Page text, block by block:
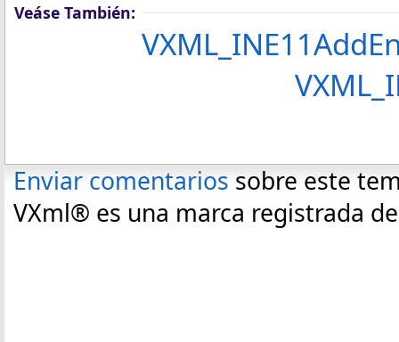
Veáse También:
Enviar comentarios sobre este
VXml® es una marca registrada